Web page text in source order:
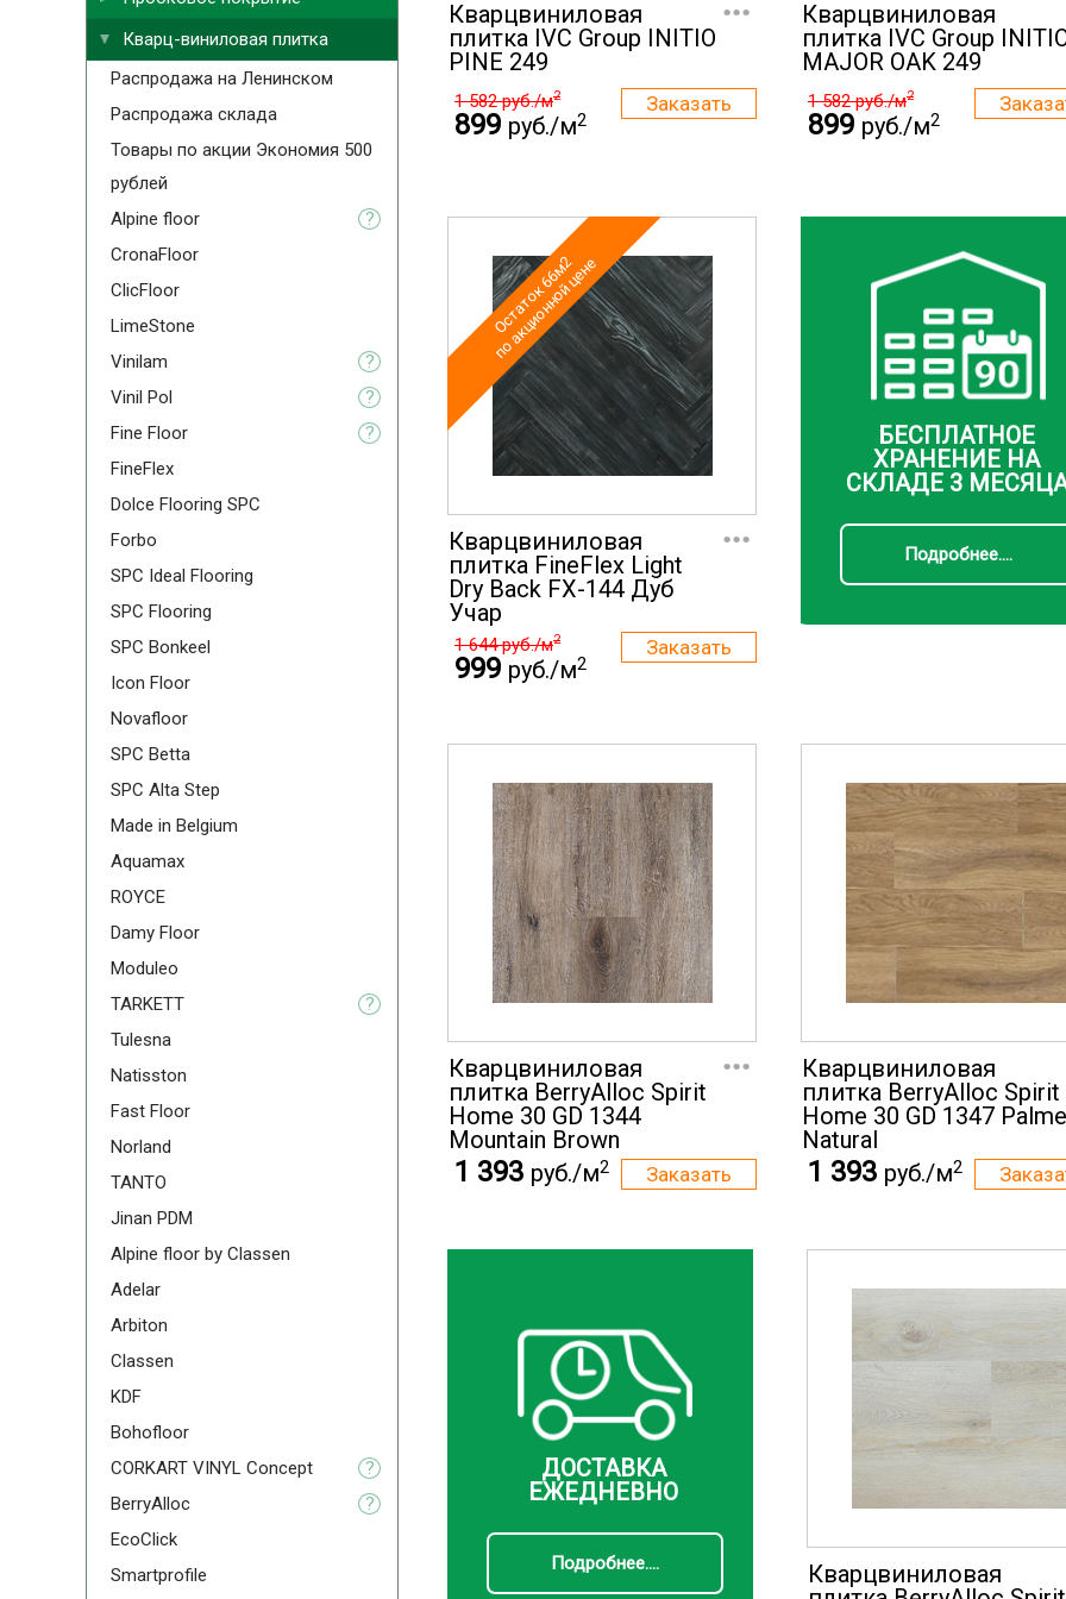
Кварцвиниловая
плитка IVC Group INITIO
PINE 249
1 582руб./м2
899 руб./м2
Кварцвиниловая
плитка IVC Group
MAJOR OAK 249
1 582руб./м2
899 руб./м2
Остаток 66м2
по акционной цене
Кварцвиниловая
плитка FineFlex Light
Dry Back FX-144 Дуб
Учар
...
1 644руб./м2
999 руб./м2
БЕСПЛАТНОЕ
ХРАНЕНИЕ НА
СКЛАДЕ 3
Подробнее....
Кварцвиниловая
плитка BerryAlloc Spirit
Home 30 GD 1344
Mountain Brown
...
1 393 руб./м2
Кварцвиниловая
плитка BerryAlloc Spirit
Home 30 GD 1347
Natural
1 393 руб./м2
ДОСТАВКА
ЕЖЕДНЕВНО
Подробнее....
Кварцвиниловая
Кварц-виниловая плитка
Распродажа на Ленинском
Распродажа склада
Товары по акции Экономия 500
рублей
Alpine floor
?
CronaFloor
ClicFloor
LimeStone
Vinilam
?
Vinil Pol
?
Fine Floor
?
FineFlex
Dolce Flooring SPC
Forbo
SPC Ideal Flooring
SPC Flooring
SPC Bonkeel
Icon Floor
Novafloor
SPC Betta
SPC Alta Step
Made in Belgium
Aquamax
ROYCE
Damy Floor
Moduleo
TARKETT
?
Tulesna
Natisston
Fast Floor
Norland
TANTO
Jinan PDM
Alpine floor by Classen
Adelar
Arbiton
Classen
KDF
Bohofloor
CORKART VINYL Concept
?
BerryAlloc
?
EcoClick
Smartprofile